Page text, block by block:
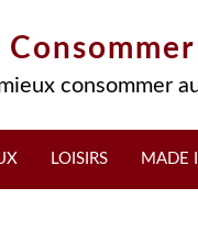
consommer
LOISIRS MADE